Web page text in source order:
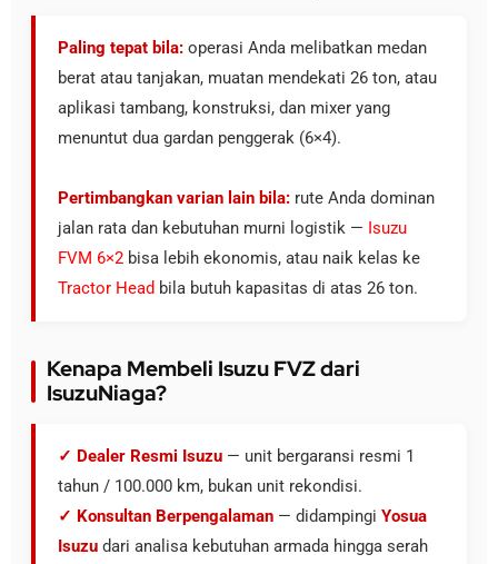
Paling tepat bila: operasi Anda melibatkan medan
berat atau tanjakan, muatan mendekati 26 ton, atau
aplikasi tambang, konstruksi, dan mixer yang
menuntut dua gardan penggerak (6×4).
Pertimbangkan varian lain bila: rute Anda dominan
jalan rata dan kebutuhan murni logistik — Isuzu
FVM 6×2 bisa lebih ekonomis, atau naik kelas ke
Tractor Head bila butuh kapasitas di atas 26 ton.
Kenapa Membeli Isuzu FVZ dari
IsuzuNiaga?
✓ Dealer Resmi Isuzu — unit bergaransi resmi 1
tahun / 100.000 km, bukan unit rekondisi.
✓ Konsultan Berpengalaman — didampingi Yosua
Isuzu dari analisa kebutuhan armada hingga serah